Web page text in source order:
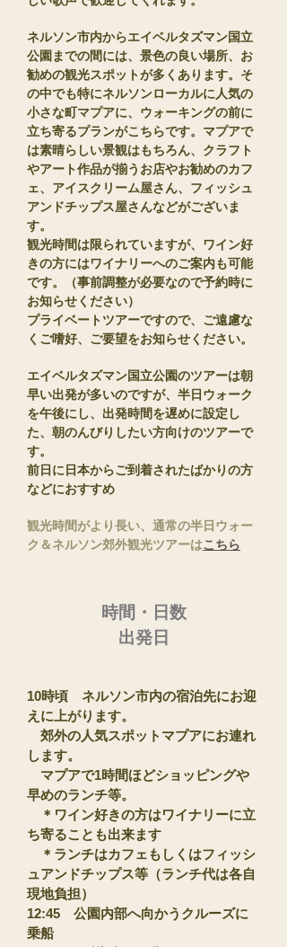
​ネルソン市内からエイベルタズマン国立
公園までの間には、景色の良い場所、お
勧めの観光スポットが多くあります。そ
の中でも特にネルソンローカルに人気の
小さな町マプアに、ウォーキングの前に
立ち寄るプランがこちらです。マプアで
は素晴らしい景観はもちろん、クラフト
やアート作品が揃うお店やお勧めのカフ
ェ、アイスクリーム屋さん、フィッシュ
アンドチップス屋さんなどがございま
す。
観光時間は限られていますが、ワイン好
きの方にはワイナリーへのご案内も可能
です。（事前調整が必要なので予約時に
お知らせください）
プライベートツアーですので、ご遠慮な
くご嗜好、ご要望をお知らせください。
エイベルタズマン国立公園のツアーは朝
早い出発が多いのですが、半日ウォーク
を午後にし、出発時間を遅めに設定し
た、朝のんびりしたい方向けのツアーで
す。
​前日に日本からご到着されたばかりの方
などにおすすめ
観光時間がより長い、通常の半日ウォー
ク＆ネルソン郊外観光ツアーはこちら
時間・日数
​出発日
10時頃 ネルソン市内の宿泊先にお迎
えに上がります。
郊外の人気スポットマプアにお連れ
します。
マプアで1時間ほどショッピングや
早めのランチ等。
＊ワイン好きの方はワイナリーに立
ち寄ることも出来ます
＊ランチはカフェもしくはフィッシ
ュアンドチップス等（ランチ代は各自
現地負担）
12:45 公園内部へ向かうクルーズに
乗船